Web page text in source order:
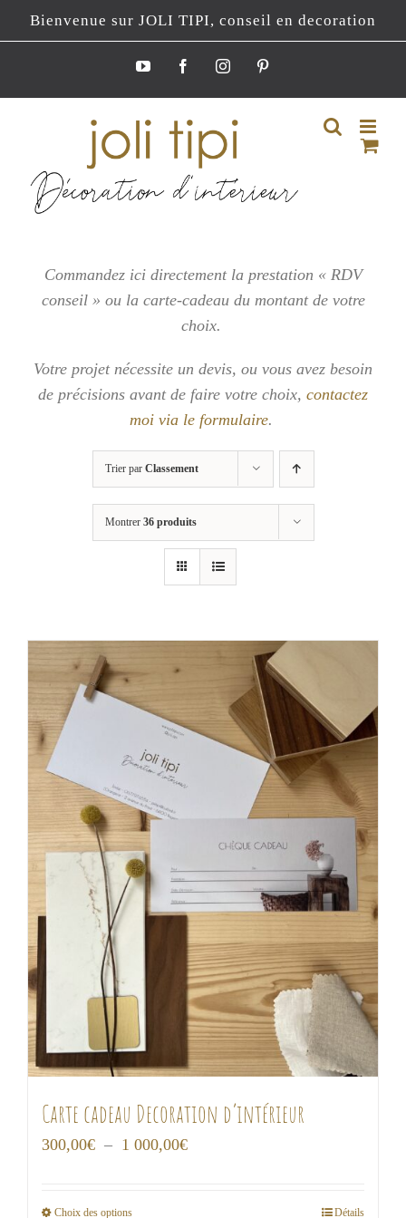
Passer
au
Bienvenue sur JOLI TIPI, conseil en decoration
YouTubeFacebookInstagramPinterest
Commandez ici directement la prestation « RDV
conseil » ou la carte-cadeau du montant de votre
choix.
Votre projet nécessite un devis, ou vous avez besoin
de précisions avant de faire votre choix, contactez
moi via le formulaire.
Trier par Classement
Montrer 36 produits
Carte cadeau Decoration d’intérieur
300,00€ – 1 000,00€Plage
Choix des options Détails